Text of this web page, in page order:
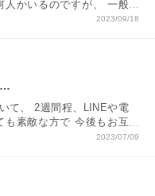
人かいるのですが、 一般
やりとりを 進めているの
2023/09/18
…
て、 2週間程、LINEや電
も素敵な方で 今後もお互
。 ただ、一つ気がかり
安です。 マッチングア
2023/07/09